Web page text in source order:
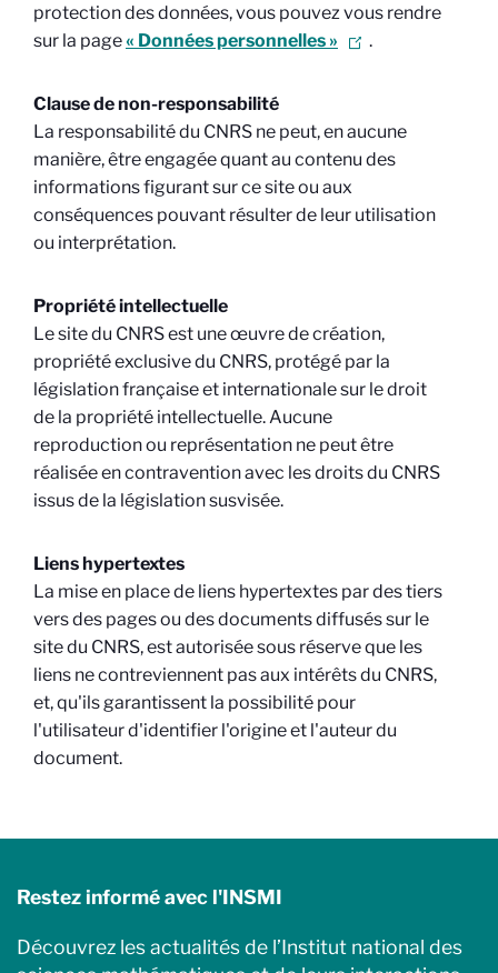
protection des données, vous pouvez vous rendre
sur la page« Données personnelles » .
Clause de non-responsabilité
La responsabilité du CNRS ne peut, en aucune
manière, être engagée quant au contenu des
informations figurant sur ce site ou aux
conséquences pouvant résulter de leur utilisation
ou interprétation.
Propriété intellectuelle
Le site du CNRS est une œuvre de création,
propriété exclusive du CNRS, protégé par la
législation française et internationale sur le droit
de la propriété intellectuelle. Aucune
reproduction ou représentation ne peut être
réalisée en contravention avec les droits du CNRS
issus de la législation susvisée.
Liens hypertextes
La mise en place de liens hypertextes par des tiers
vers des pages ou des documents diffusés sur le
site du CNRS, est autorisée sous réserve que les
liens ne contreviennent pas aux intérêts du CNRS,
et, qu'ils garantissent la possibilité pour
l'utilisateur d'identifier l'origine et l'auteur du
document.
Restez informé avec l'INSMI
Découvrez les actualités de l’Institut national des